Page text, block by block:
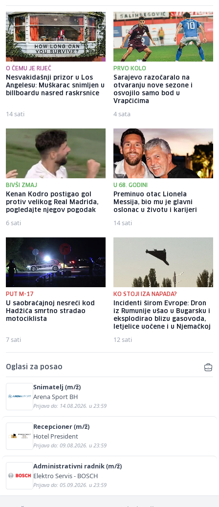
O ČEMU JE RIJEČ
Nesvakidašnji prizor u Los
Angelesu: Muškarac snimljen u
billboardu nasred raskrsnice
14 sati
PRVO KOLO
Sarajevo razočaralo na
otvaranju nove sezone i
osvojilo samo bod u
Vrapčićima
4 sata
BIVŠI ZMAJ
Kenan Kodro postigao gol
protiv velikog Real Madrida,
pogledajte njegov pogodak
6 sati
U 68. GODINI
Preminuo otac Lionela
Messija, bio mu je glavni
oslonac u životu i karijeri
14 sati
PUT M-17
U saobraćajnoj nesreći kod
Hadžića smrtno stradao
motociklista
7 sati
KO STOJI IZA NAPADA?
Incidenti širom Evrope: Dron
iz Rumunije ušao u Bugarsku i
eksplodirao blizu gasovoda,
letjelice uočene i u Njemačkoj
12 sati
Oglasi za posao
Snimatelj (m/ž)
Arena Sport BH
Prijava do: 14.08.2026. u 23:59
Recepcioner (m/ž)
Hotel President
Prijava do: 09.08.2026. u 23:59
Administrativni radnik (m/ž)
Elektro Servis - BOSCH
Prijava do: 05.09.2026. u 23:59